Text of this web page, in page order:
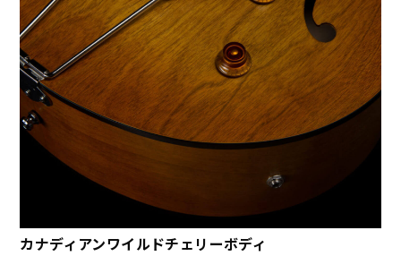
カナディアンワイルドチェリーボディ